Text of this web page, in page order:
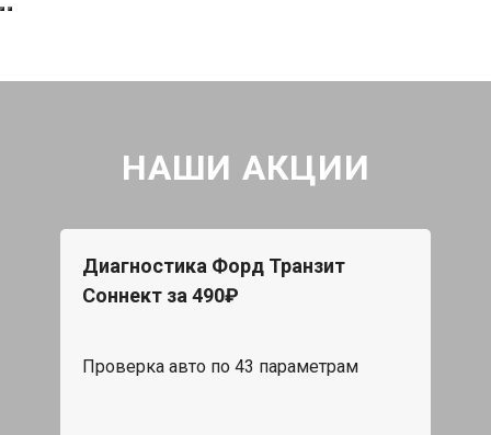
НАШИ АКЦИИ
Диагностика Форд Транзит
Соннект за 490₽
Проверка авто по 43 параметрам